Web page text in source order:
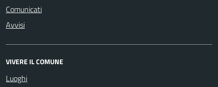
Comunicati
Avvisi
VIVERE IL COMUNE
Luoghi